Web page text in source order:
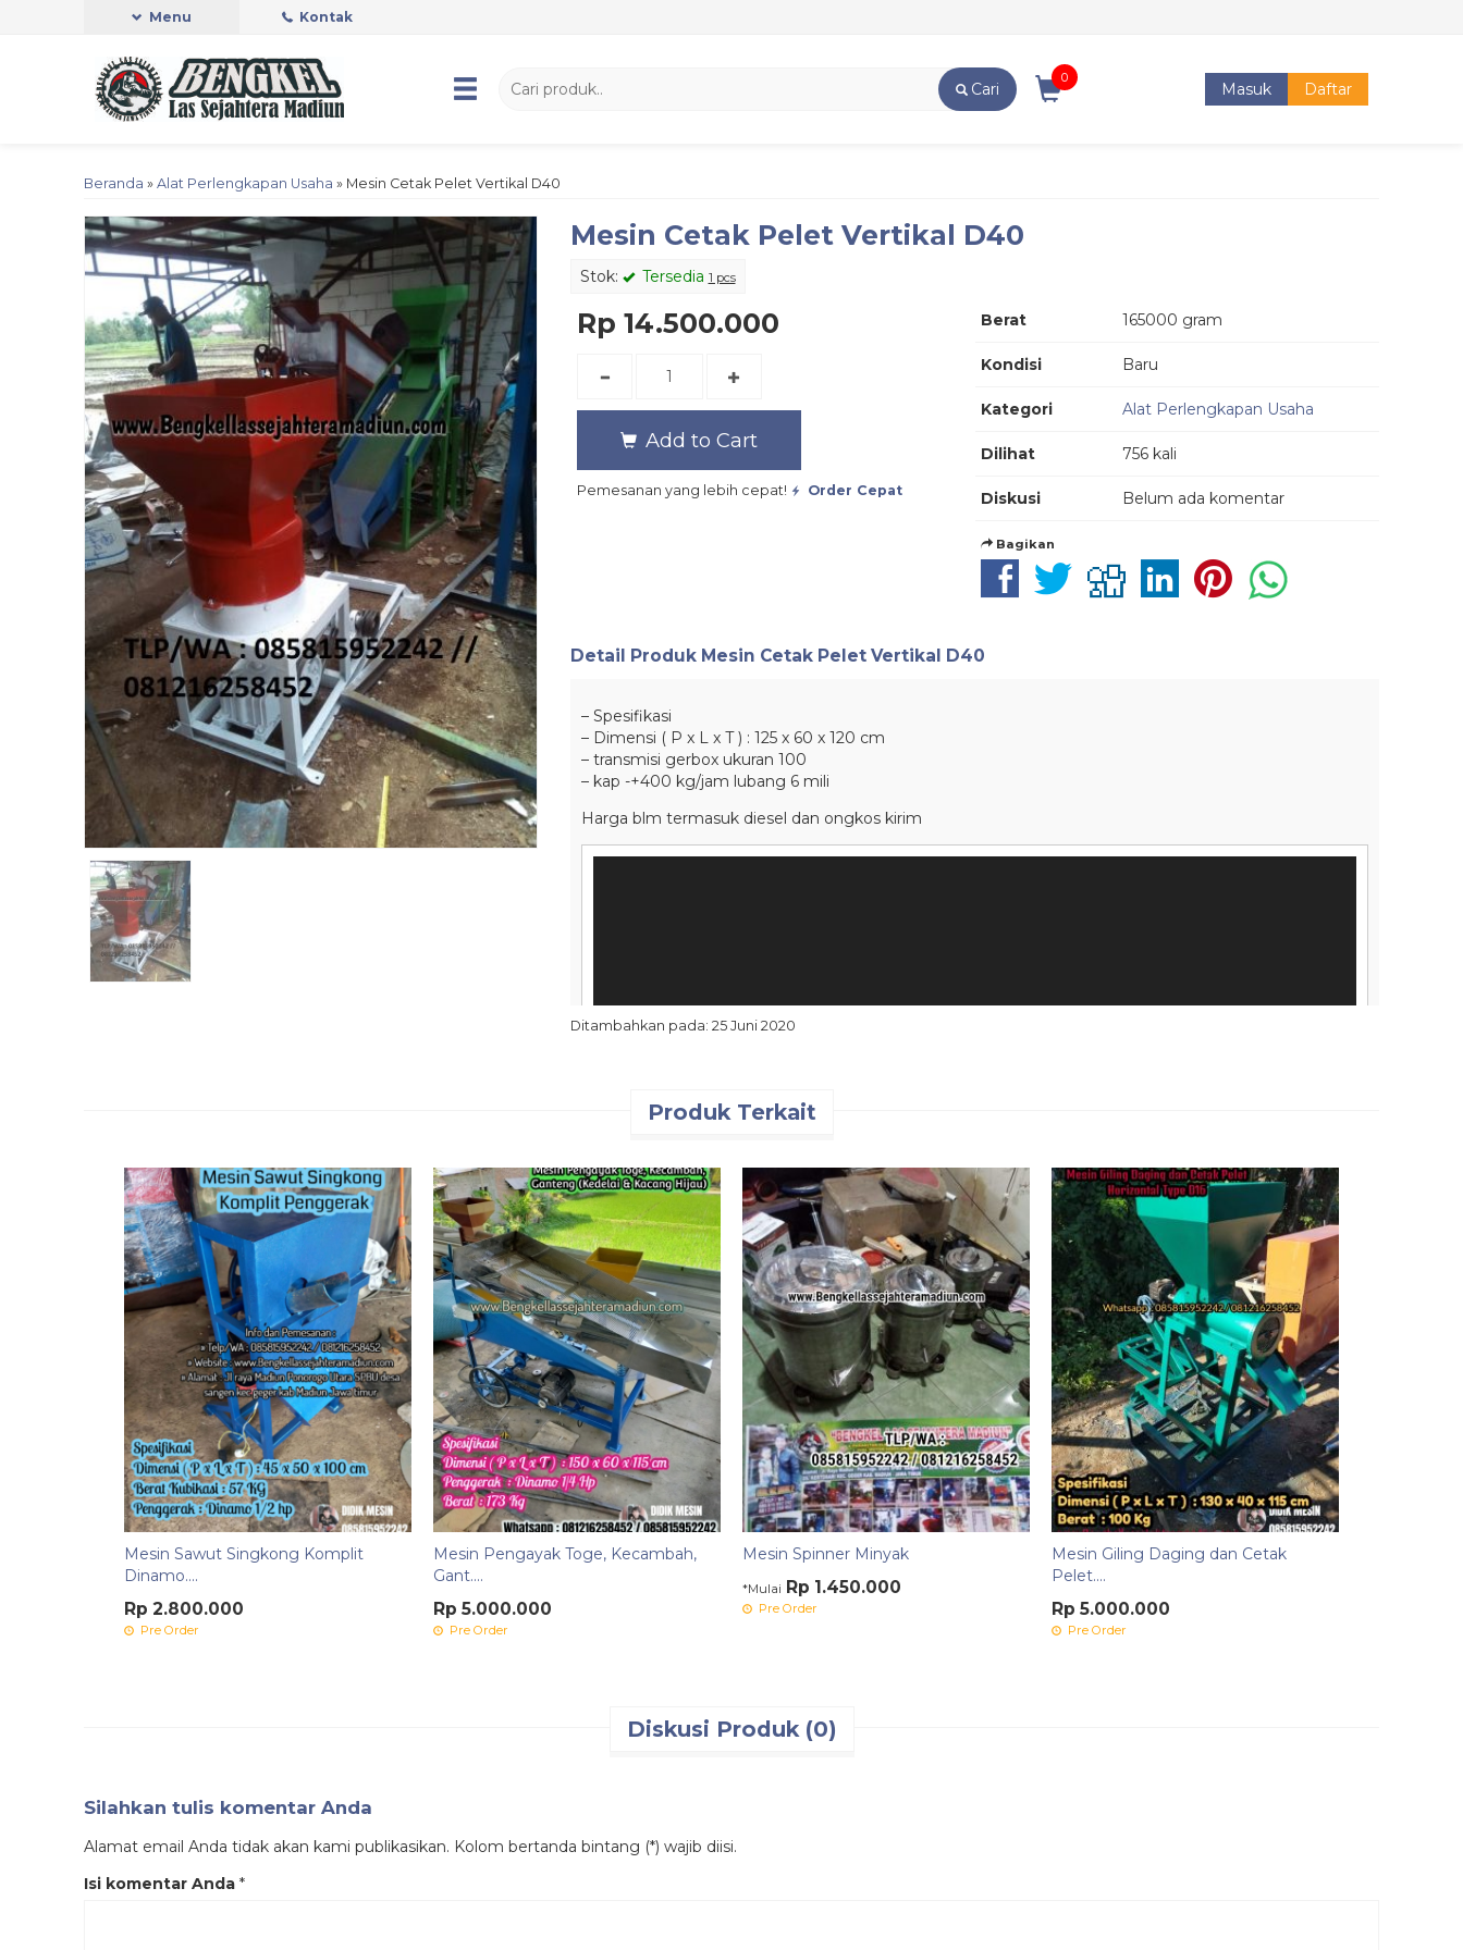
Menu Kontak
Cari
0
Masuk Daftar
Beranda » Alat Perlengkapan Usaha » Mesin Cetak Pelet Vertikal D40
Mesin Cetak Pelet Vertikal D40
Stok: Tersedia 1 pcs
Berat 165000 gram
Kondisi Baru
Kategori Alat Perlengkapan Usaha
Dilihat 756 kali
Diskusi Belum ada komentar
Bagikan
Rp 14.500.000
Add to Cart
Pemesanan yang lebih cepat! Order Cepat
Detail Produk Mesin Cetak Pelet Vertikal D40
– Spesifikasi
– Dimensi ( P x L x T ) : 125 x 60 x 120 cm
– transmisi gerbox ukuran 100
– kap -+400 kg/jam lubang 6 mili
Harga blm termasuk diesel dan ongkos kirim
Ditambahkan pada: 25 Juni 2020
Produk Terkait
Mesin Sawut Singkong Komplit
Dinamo....
Rp 2.800.000
Pre Order
Mesin Pengayak Toge, Kecambah,
Gant....
Rp 5.000.000
Pre Order
Mesin Spinner Minyak
*Mulai Rp 1.450.000
Pre Order
Mesin Giling Daging dan Cetak
Pelet....
Rp 5.000.000
Pre Order
Diskusi Produk (0)
Silahkan tulis komentar Anda
Alamat email Anda tidak akan kami publikasikan. Kolom bertanda bintang (*) wajib diisi.
Isi komentar Anda *